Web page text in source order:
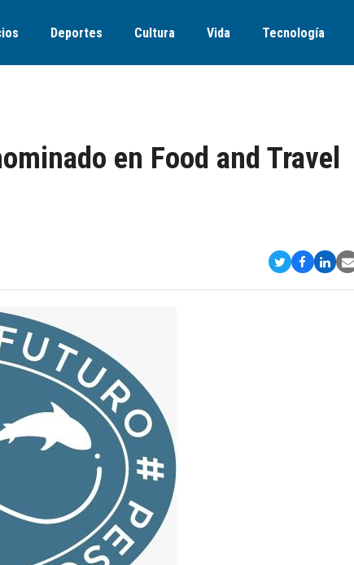
Deportes Cultura Vida Tecnología
en Food and Travel
Compartir
Twitter